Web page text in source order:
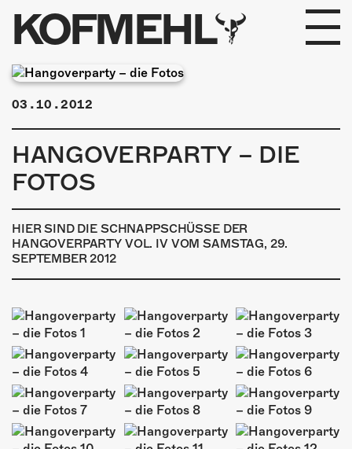
KOFMEHL
PROGRAMM
FABRIKGEFLÜSTER
GALERIE
PHOTOMAT
INFOS
KONTAKT
ÜBER UNS
GÖNNEREI
SHOP
03.10.2012
HANGOVERPARTY – DIE
FOTOS
HIER SIND DIE SCHNAPPSCHÜSSE DER
HANGOVERPARTY VOL. IV VOM SAMSTAG, 29.
SEPTEMBER 2012